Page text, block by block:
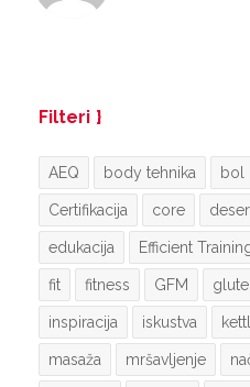
Filteri
AEQ body tehnika bol
Certifikacija core
edukacija Efficient
fit fitness GFM
inspiracija iskustva
masaža mršavljenje